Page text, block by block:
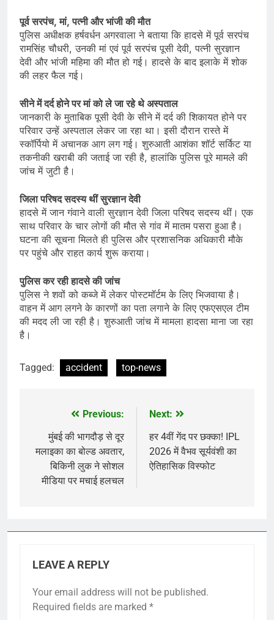
पूर्व सरपंच, मां, पत्नी और भांजी की मौत
पुलिस अधीक्षक हर्षवर्धन अगरवाला ने बताया कि हादसे में पूर्व सरपंच
रामसिंह चौधरी, उनकी मां एवं पूर्व सरपंच पूसी देवी, पत्नी सुरज्ञान
देवी और भांजी महिमा की मौत हो गई। हादसे के बाद इलाके में शोक
की लहर फैल गई।
सीने में दर्द होने पर मां को ले जा रहे थे अस्पताल
जानकारी के मुताबिक पूसी देवी के सीने में दर्द की शिकायत होने पर
परिवार उन्हें अस्पताल लेकर जा रहा था। इसी दौरान रास्ते में
स्कॉर्पियो में अचानक आग लग गई। शुरुआती आशंका शॉर्ट सर्किट या
तकनीकी खराबी की जताई जा रही है, हालांकि पुलिस पूरे मामले की
जांच में जुटी है।
जिला परिषद सदस्य थीं सुरज्ञान देवी
हादसे में जान गंवाने वाली सुरज्ञान देवी जिला परिषद सदस्य थीं। एक
साथ परिवार के चार लोगों की मौत से गांव में मातम पसरा हुआ है।
घटना की सूचना मिलते ही पुलिस और प्रशासनिक अधिकारी मौके
पर पहुंचे और राहत कार्य शुरू कराया।
पुलिस कर रही हादसे की जांच
पुलिस ने शवों को कब्जे में लेकर पोस्टमॉर्टम के लिए भिजवाया है।
वाहन में आग लगने के कारणों का पता लगाने के लिए एफएसएल टीम
की मदद ली जा रही है। शुरुआती जांच में मामला हादसा माना जा रहा
है।
Tagged: accident top-news
navigation
Previous:
मुंबई की भागदौड़ से दूर
मलाइका का बोल्ड अवतार,
बिकिनी लुक ने सोशल
मीडिया पर मचाई हलचल
Next:
हर 4वीं गेंद पर छक्का! IPL
2026 में वैभव सूर्यवंशी का
ऐतिहासिक विस्फोट
LEAVE A REPLY
Your email address will not be published.
Required fields are marked *